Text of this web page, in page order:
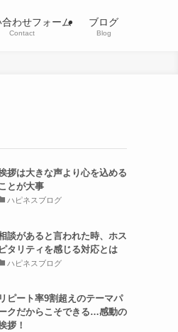
合わせフォーム
Contact
ブログ
Blog
拶は大きな声より心を込める
とが大事
ハピネスブログ
談があると言われた時、ホス
ピタリティを感じる対応とは
ハピネスブログ
リピート率9割超えのテーマパ
クだからこそできる…感動の
拶！